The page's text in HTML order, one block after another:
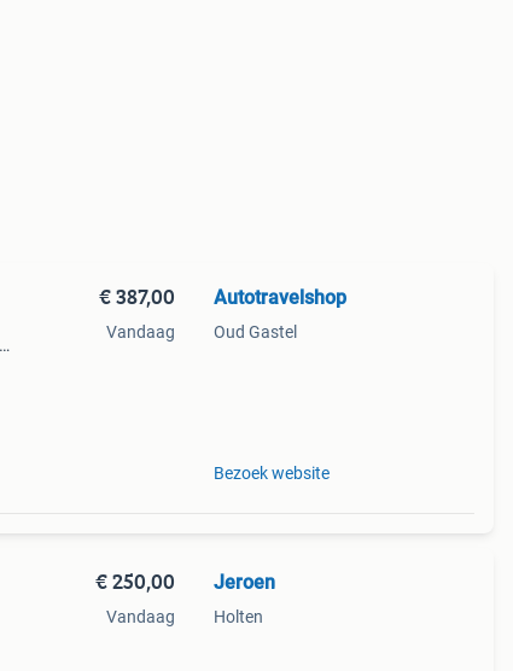
€ 387,00
Vandaag
Autotravelshop
Oud Gastel
Bezoek website
€ 250,00
Vandaag
Jeroen
Holten